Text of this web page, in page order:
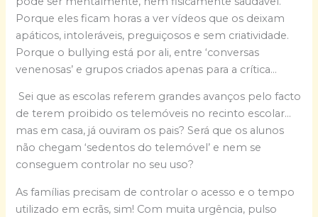
Porque eles ficam horas a ver vídeos que os deixam
apáticos, intoleráveis, preguiçosos e sem criatividade.
Porque o bullying está por ali, entre ‘conversas
venenosas’ e grupos criados apenas para a crítica…
Sei que as escolas referem grandes avanços pelo facto
de terem proibido os telemóveis no recinto escolar…
mas em casa, já ouviram os pais? Será que os alunos
não chegam ‘sedentos do telemóvel’ e nem se
conseguem controlar no seu uso?
As famílias precisam de controlar o acesso e o tempo
utilizado em ecrãs, sim! Com muita urgência, pulso